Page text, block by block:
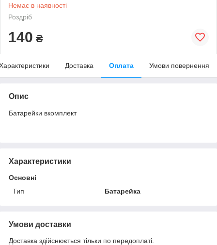
Немає в наявності
Роздріб
140 ₴
Доставка Оплата Умови повернення
Опис
Батарейки вкомплект
Характеристики
Основні
Тип
Батарейка
Умови доставки
Доставка здійснюється тільки по передоплаті.